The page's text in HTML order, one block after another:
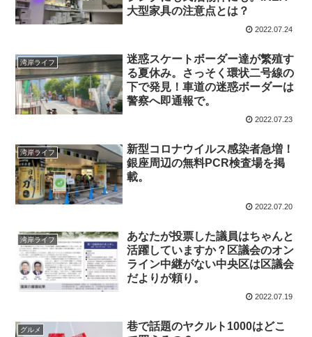
大型家具の注意点とは？
2022.07.24
湾岸ライフ
迷惑スケートボーダー達が繁殖す
る夏休み。さっそく環状二号線の
下で発見！車道の迷惑ボーダーは
警察へ即通報で。
2022.07.23
湾岸ライフ
新型コロナウイルス感染者急増！
銀座周辺の無料PCR検査場を掲
載。
2022.07.20
湾岸ライフ
あなたが投票した議員はちゃんと
活躍していますか？区議会のオン
ライン中継がない中央区は区議会
だよりが頼り。
2022.07.19
グルメ
巷で話題のヤクルト1000はどこ